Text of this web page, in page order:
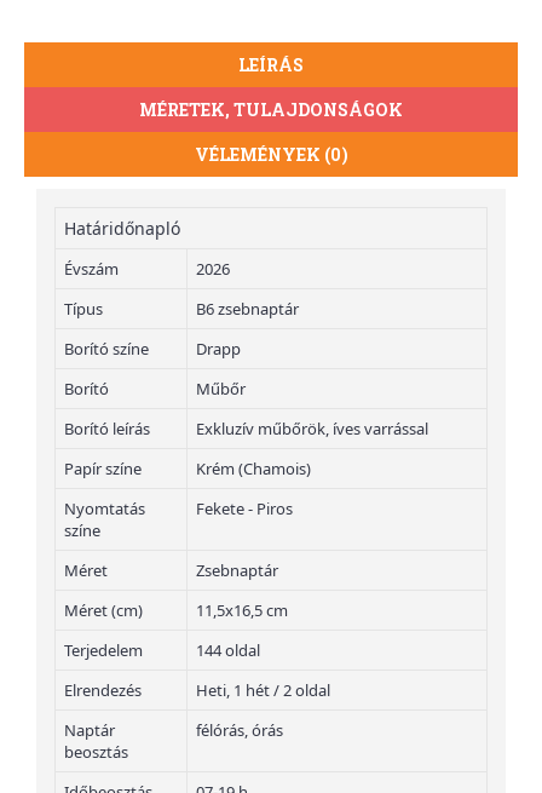
LEÍRÁS
MÉRETEK, TULAJDONSÁGOK
VÉLEMÉNYEK (0)
Határidőnapló
Évszám
2026
Típus
B6 zsebnaptár
Borító színe
Drapp
Borító
Műbőr
Borító leírás
Exkluzív műbőrök, íves varrással
Papír színe
Krém (Chamois)
Nyomtatás
színe
Fekete - Piros
Méret
Zsebnaptár
Méret (cm)
11,5x16,5 cm
Terjedelem
144 oldal
Elrendezés
Heti, 1 hét / 2 oldal
Naptár
beosztás
félórás, órás